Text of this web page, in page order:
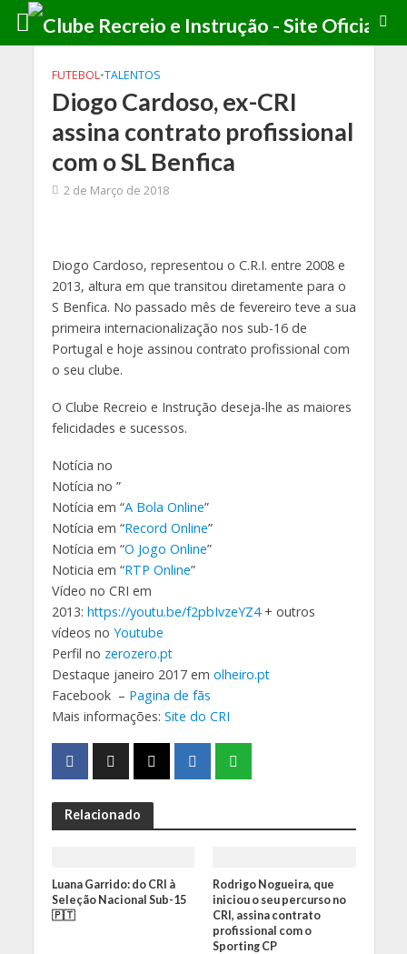
FUTEBOL•TALENTOS
Diogo Cardoso, ex-CRI
assina contrato profissional
com o SL Benfica
2 de Março de 2018
Diogo Cardoso, representou o C.R.I. entre 2008 e
2013, altura em que transitou diretamente para o
S Benfica. No passado mês de fevereiro teve a sua
primeira internacionalização nos sub-16 de
Portugal e hoje assinou contrato profissional com
o seu clube.
O Clube Recreio e Instrução deseja-lhe as maiores
felicidades e sucessos.
Notícia no
Notícia no ”
Notícia em “A Bola Online”
Notícia em “Record Online”
Notícia em “O Jogo Online”
Noticia em “RTP Online”
Vídeo no CRI em
2013: https://youtu.be/f2pbIvzeYZ4+ outros
vídeos no Youtube
Perfil no zerozero.pt
Destaque janeiro 2017 em olheiro.pt
Facebook – Pagina de fãs
Mais informações: Site do CRI
Relacionado
Luana Garrido: do CRI à
Seleção Nacional Sub-15
🇵🇹
Rodrigo Nogueira, que
iniciou o seu percurso no
CRI, assina contrato
profissional com o
Sporting CP